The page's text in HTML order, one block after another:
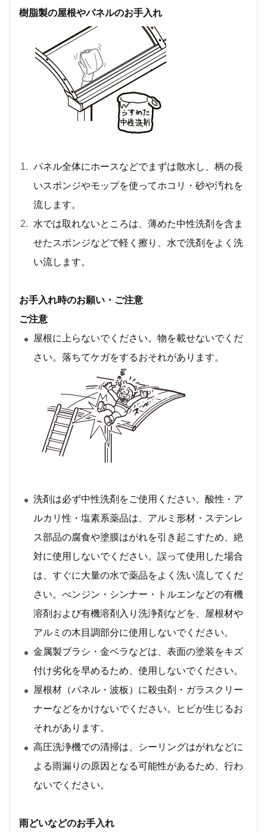
樹脂製の屋根やパネルのお手入れ
パネル全体にホースなどでまずは散水し、柄の長
いスポンジやモップを使ってホコリ・砂や汚れを
流します。
水では取れないところは、薄めた中性洗剤を含ま
せたスポンジなどで軽く擦り、水で洗剤をよく洗
い流します。
お手入れ時のお願い・ご注意
ご注意
屋根に上らないでください。物を載せないでくだ
さい。落ちてケガをするおそれがあります。
洗剤は必ず中性洗剤をご使用ください。酸性・ア
ルカリ性・塩素系薬品は、アルミ形材・ステンレ
ス部品の腐食や塗膜はがれを引き起こすため、絶
対に使用しないでください。誤って使用した場合
は、すぐに大量の水で薬品をよく洗い流してくだ
さい。べンジン・シンナー・トルエンなどの有機
溶剤および有機溶剤入り洗浄剤などを、屋根材や
アルミの木目調部分に使用しないでください。
金属製ブラシ・金ベラなどは、表面の塗装をキズ
付け劣化を早めるため、使用しないでください。
屋根材（パネル・波板）に殺虫剤・ガラスクリー
ナーなどをかけないでください。ヒビが生じるお
それがあります。
高圧洗浄機での清掃は、シーリングはがれなどに
よる雨漏りの原因となる可能性があるため、行わ
ないでください。
雨どいなどのお手入れ